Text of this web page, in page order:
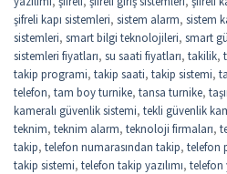
şifreli kapı sistemleri, sistem alarm, sistem
sistemleri, smart bilgi teknolojileri, smart
sistemleri fiyatları, su saati fiyatları, takilik,
takip programi, takip saati, takip sistemi,
telefon, tam boy turnike, tansa turnike,
kameralı güvenlik sistemi, tekli güvenlik
teknim, teknim alarm, teknoloji firmaları,
takip, telefon numarasından takip, telefon
takip sistemi, telefon takip yazılımı, telefon